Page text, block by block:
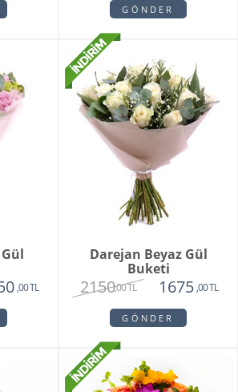
GÖNDER
,00 TL
Darejan Beyaz Gül
Buketi
2150,00 TL 1675 ,00 TL
GÖNDER